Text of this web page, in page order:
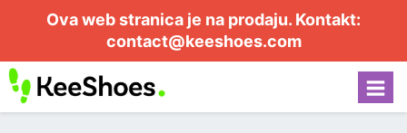
Ova web stranica je na prodaju. Kontakt:
contact@keeshoes.com